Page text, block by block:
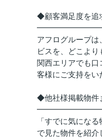
◆顧客満足度を追
アフログループは
ビスを、どこより
関西エリアでも口
客様にご支持をい
◆他社様掲載物件
「すでに気にな
で見た物件を紹